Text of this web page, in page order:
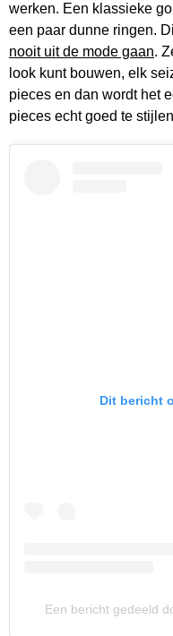
werken. Een klassieke
een paar dunne ringen.
nooit uit de mode gaan.
look kunt bouwen, elk
pieces en dan wordt het
pieces echt goed te
Dit bericht
Een bericht gedeeld